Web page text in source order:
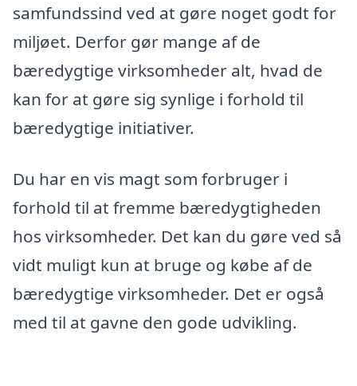
samfundssind ved at gøre noget godt for
miljøet. Derfor gør mange af de
bæredygtige virksomheder alt, hvad de
kan for at gøre sig synlige i forhold til
bæredygtige initiativer.
Du har en vis magt som forbruger i
forhold til at fremme bæredygtigheden
hos virksomheder. Det kan du gøre ved så
vidt muligt kun at bruge og købe af de
bæredygtige virksomheder. Det er også
med til at gavne den gode udvikling.